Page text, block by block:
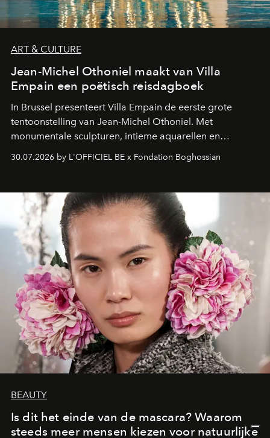
ART & CULTURE
Jean-Michel Othoniel maakt van Villa
Empain een poëtisch reisdagboek
In Brussel presenteert Villa Empain de eerste grote
tentoonstelling van Jean-Michel Othoniel. Met
monumentale sculpturen, intieme aquarellen en
fonkelend Murano-glas creëert de Franse kunstenaar
een emotionele reis waarin elk werk de herinnering
moment van verwondering.
30.07.2026 by L'OFFICIEL BE x Fondation Boghossian
BEAUTY
Is dit het einde van de mascara? Waarom
steeds meer mensen kiezen voor natuurlijke